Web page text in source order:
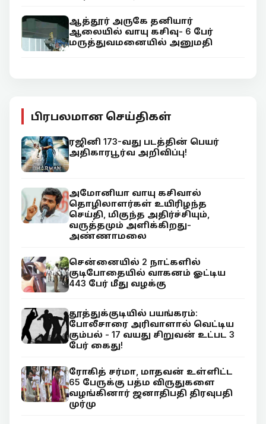
ஆத்தூர் அருகே தனியார்
ஆலையில் வாயு கசிவு- 6 பேர்
மருத்துவமனையில் அனுமதி
பிரபலமான செய்திகள்
ரஜினி 173-வது படத்தின் பெயர்
அதிகாரபூர்வ அறிவிப்பு!
அமோனியா வாயு கசிவால்
தொழிலாளர்கள் உயிரிழந்த
செய்தி, மிகுந்த அதிர்ச்சியும்,
வருத்தமும் அளிக்கிறது-
அண்ணாமலை
சென்னையில் 2 நாட்களில்
குடிபோதையில் வாகனம் ஓட்டிய
443 பேர் மீது வழக்கு
தூத்துக்குடியில் பயங்கரம்:
போலீசாரை அரிவாளால் வெட்டிய
கும்பல் - 17 வயது சிறுவன் உட்பட 3
பேர் கைது!
ரோகித் சர்மா, மாதவன் உள்ளிட்ட
65 பேருக்கு பத்ம விருதுகளை
வழங்கினார் ஜனாதிபதி திரவுபதி
முர்மு